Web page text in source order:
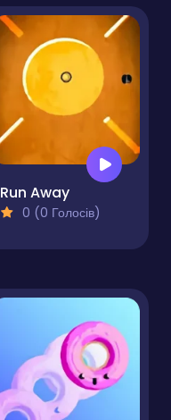
Run Away
0 (0 Голосів)